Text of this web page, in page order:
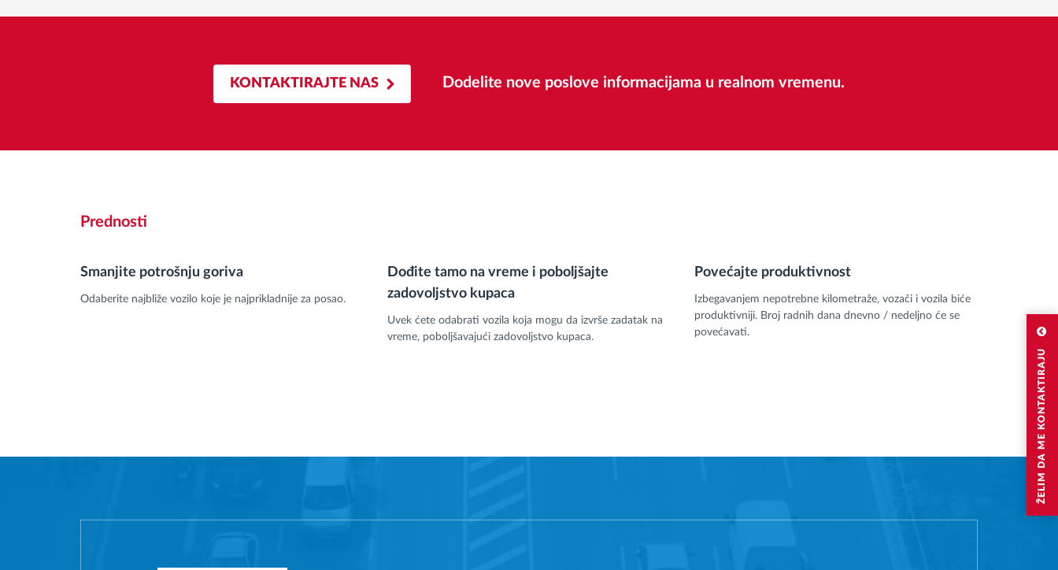
ŽELIM DA ME KONTAKTIRAJU
KONTAKTIRAJTE NAS Dodelite nove poslove informacijama u realnom vremenu.
Prednosti
Smanjite potrošnju goriva
Odaberite najbliže vozilo koje je najprikladnije za posao.
Dođite tamo na vreme i poboljšajte
zadovoljstvo kupaca
Uvek ćete odabrati vozila koja mogu da izvrše zadatak na
vreme, poboljšavajući zadovoljstvo kupaca.
Povećajte produktivnost
Izbegavanjem nepotrebne kilometraže, vozači i vozila biće
produktivniji. Broj radnih dana dnevno / nedeljno će se
povećavati.